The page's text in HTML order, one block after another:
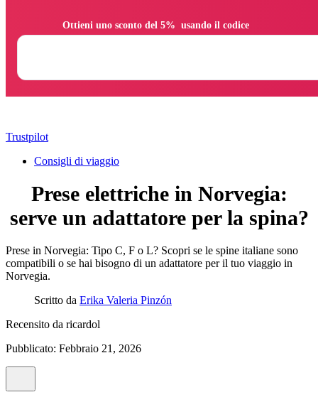
Trustpilot
Consigli di viaggio
Prese elettriche in Norvegia:
serve un adattatore per la spina?
Prese in Norvegia: Tipo C, F o L? Scopri se le spine italiane sono
compatibili o se hai bisogno di un adattatore per il tuo viaggio in
Norvegia.
Scritto da Erika Valeria Pinzón
Recensito da ricardol
Pubblicato: Febbraio 21, 2026